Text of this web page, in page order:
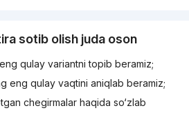
sotib olish juda oson
qulay variantni topib beramiz;
eng qulay vaqtini aniqlab beramiz;
chegirmalar haqida so‘zlab